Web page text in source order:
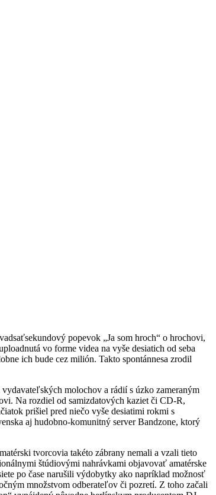
popevok „Ja som hroch“ o hrochovi,
vo forme videa na vyše desiatich od seba
ich bude cez milión. Takto spontánnesa zrodil
molochov a rádií s úzko zameraným
Na rozdiel od samizdatových kaziet či CD-R,
prišiel pred niečo vyše desiatimi rokmi s
aj hudobno-komunitný server Bandzone, ktorý
tvorcovia takéto zábrany nemali a vzali tieto
štúdiovými nahrávkami objavovať amatérske
po čase narušili výdobytky ako napríklad možnosť
množstvom odberateľov či pozretí. Z toho začali